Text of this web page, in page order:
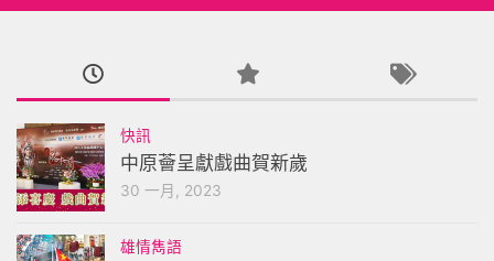
快訊
中原薈呈獻戲曲賀新歲
30 一月, 2023
雄情雋語